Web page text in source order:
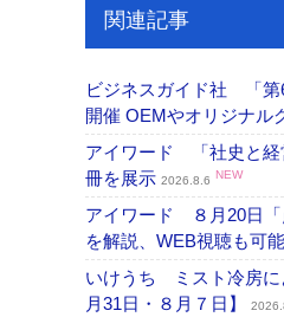
関連記事
ビジネスガイド社 「第
開催 OEMやオリジナル
アイワード 「社史と経
冊を展示 2026.8.6 NEW
アイワード ８月20日「
を解説、WEB視聴も可能
いけうち ミスト冷房に
月31日・８月７日】